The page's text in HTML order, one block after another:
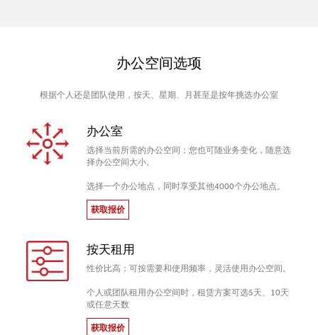
办公空间选项
根据个人还是团队使用，按天、星期、月甚至是按年挑选办公室
办公室
选择当前所需的办公空间；您也可随业务变化，随意选
择办公空间大小。
选择一个办公地点，同时享受其他4000个办公地点。
获取报价
按天租用
性价比高；可按需要和使用频率，灵活使用办公空间。
个人或团队租用办公空间时，租赁方案可选5天、10天
或任意天数
获取报价